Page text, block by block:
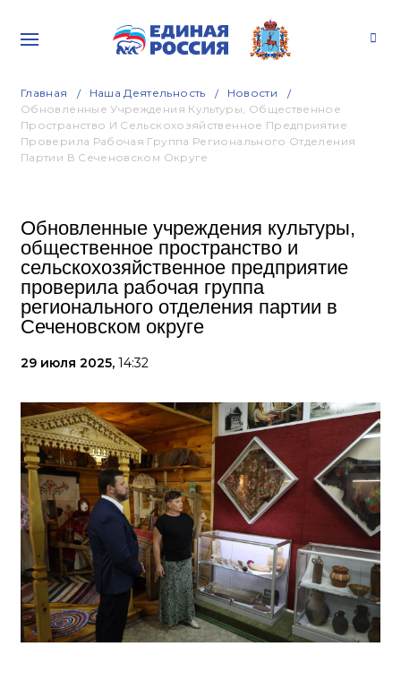
Главная Наша Деятельность
Новости
Обновленные Учреждения Культуры, Общественное
Пространство И Сельскохозяйственное Предприятие
Проверила Рабочая Группа Регионального Отделения
Партии В Сеченовском Округе
Обновленные учреждения культуры,
общественное пространство и
сельскохозяйственное предприятие
проверила рабочая группа
регионального отделения партии в
Сеченовском округе
29 июля 2025, 14:32